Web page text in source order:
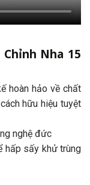
Nha 15
hoàn hảo về chất
hữu hiệu tuyệt
nghệ đức
hấp sấy khử trùng